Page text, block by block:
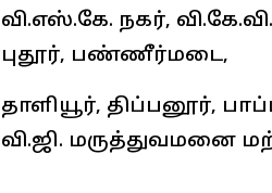
வி.எஸ்.கே. நகர்,
புதூர், பண்ணீர்மடை,
தாளியூர், திப்பனூர்,
வி.ஜி. மருத்துவமனை